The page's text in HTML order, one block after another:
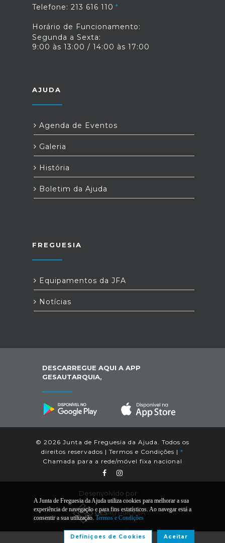
Telefone: 213 616 110
Horário de Funcionamento:
Segunda a Sexta:
9:00 às 13:00 / 14:00 às 17:00
AJUDA
Agenda de Eventos
Galeria
História
Boletim da Ajuda
FREGUESIA
Equipamentos da JFA
Notícias
DESCARREGUE AQUI A APP
GESAUTARQUIA,
© 2026 Junta de Freguesia da Ajuda. Todos os
direitos reservados | Termos e Condições | *
Chamada para a rede/móvel fixa nacional
Desenvolvido por:
A Junta de Freguesia da Ajuda utiliza cookies para melhorar a sua
experiência de navegação e para fins estatísticos. Ao navegar está a
consentir a sua utilização. Termos e Condições
Aceitar
Definiçoes de Cookies